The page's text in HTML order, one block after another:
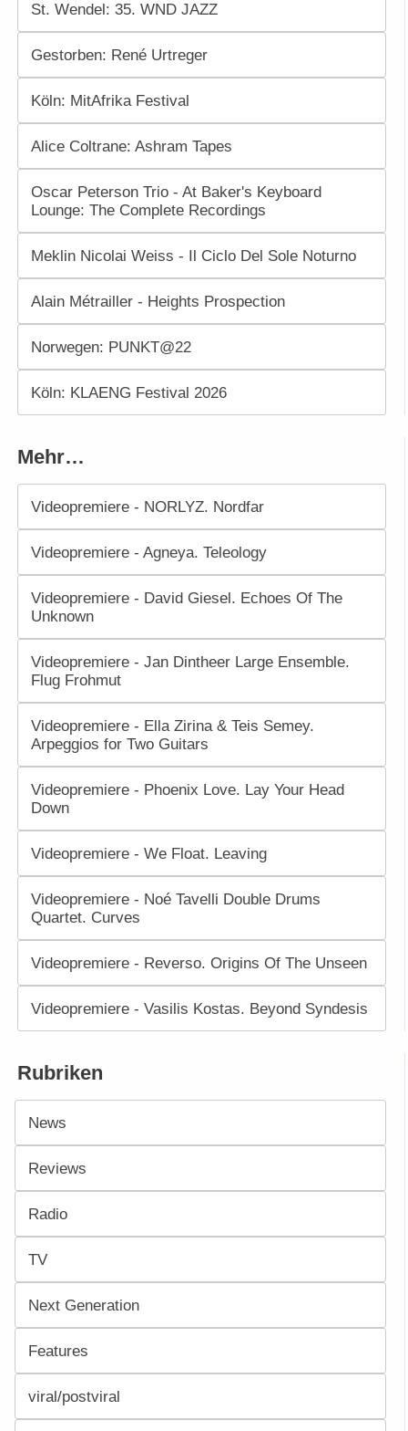
St. Wendel: 35. WND JAZZ
Gestorben: René Urtreger
Köln: MitAfrika Festival
Alice Coltrane: Ashram Tapes
Oscar Peterson Trio - At Baker's Keyboard
Lounge: The Complete Recordings
Meklin Nicolai Weiss - Il Ciclo Del Sole Noturno
Alain Métrailler - Heights Prospection
Norwegen: PUNKT@22
Köln: KLAENG Festival 2026
Mehr…
Videopremiere - NORLYZ. Nordfar
Videopremiere - Agneya. Teleology
Videopremiere - David Giesel. Echoes Of The
Unknown
Videopremiere - Jan Dintheer Large Ensemble.
Flug Frohmut
Videopremiere - Ella Zirina & Teis Semey.
Arpeggios for Two Guitars
Videopremiere - Phoenix Love. Lay Your Head
Down
Videopremiere - We Float. Leaving
Videopremiere - Noé Tavelli Double Drums
Quartet. Curves
Videopremiere - Reverso. Origins Of The Unseen
Videopremiere - Vasilis Kostas. Beyond Syndesis
Rubriken
News
Reviews
Radio
TV
Next Generation
Features
viral/postviral